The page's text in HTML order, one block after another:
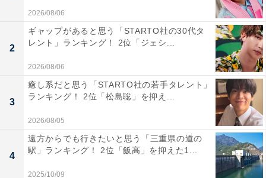
2位には、「名古屋大学」がランクイン。
1871年に設立された仮病院・仮学校がルーツとされてお
り、医学部は150年以上の歴史を持つ国内屈指の総合大
学です。日本のものづくりの中心に位置し、設立当初か
ら国内産業を支えてきました。研究力にも一定の評価が
あり、これまでノーベル賞受賞者を6人輩出していま
す。
2026/08/06
2
ギャップがあると思う「STARTO社の30代タ
レント」ランキング！ 2位「ジェシ...
2026/08/06
3
癒し系だと思う「STARTO社の若手タレント」
ランキング！ 2位「松島聡」を抑え...
2026/08/05
4
遠方からでも行きたいと思う「三重県の道の
駅」ランキング！ 2位「飯高」を抑えた1...
2025/10/09